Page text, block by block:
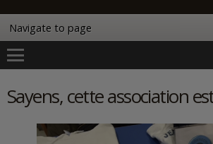
Sayens, cette association